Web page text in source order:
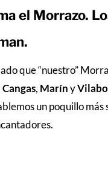
el Morrazo.
que “nuestro”
Cangas, Maríny
un poquillo más